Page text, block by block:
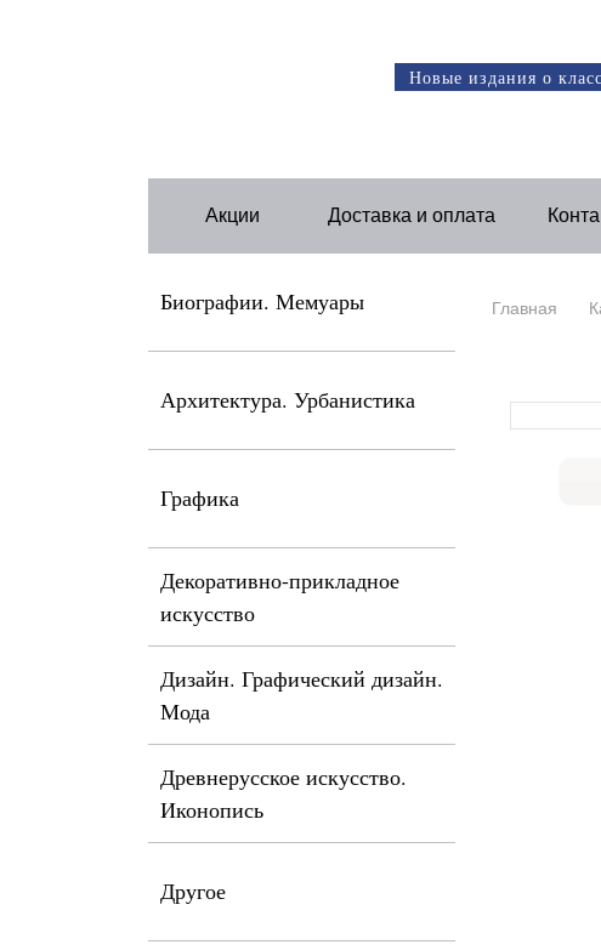
Новые издания о
Акции Доставка и оплата
Биографии. Мемуары
Архитектура. Урбанистика
Графика
Декоративно-прикладное
искусство
Дизайн. Графический дизайн.
Мода
Древнерусское искусство.
Иконопись
Другое
Главная